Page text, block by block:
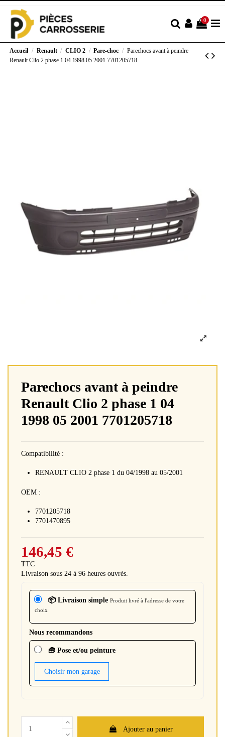
0
Accueil Renault CLIO 2 Pare-choc
Parechocs avant à peindre
Renault Clio 2 phase 1 04 1998 05 2001 7701205718
Parechocs avant à peindre
Renault Clio 2 phase 1 04
1998 05 2001 7701205718
Compatibilité :
RENAULT CLIO 2 phase 1 du 04/1998 au 05/2001
OEM :
7701205718
7701470895
146,45 €
TTC
Livraison sous 24 à 96 heures ouvrés.
📦 Livraison simple Produit livré à l'adresse de votre
choix
Nous recommandons
🧰 Pose et/ou peinture
Choisir mon garage
Ajouter au panier